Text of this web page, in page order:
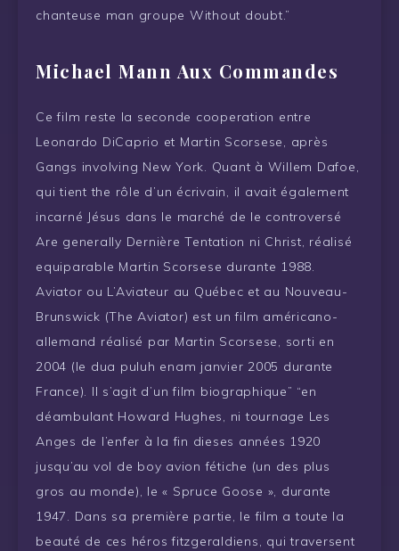
chanteuse man groupe Without doubt.”
Michael Mann Aux Commandes
Ce film reste la seconde cooperation entre
Leonardo DiCaprio et Martin Scorsese, après
Gangs involving New York. Quant à Willem Dafoe,
qui tient the rôle d’un écrivain, il avait également
incarné Jésus dans le marché de le controversé
Are generally Dernière Tentation ni Christ, réalisé
equiparable Martin Scorsese durante 1988.
Aviator ou L’Aviateur au Québec et au Nouveau-
Brunswick (The Aviator) est un film américano-
allemand réalisé par Martin Scorsese, sorti en
2004 (le dua puluh enam janvier 2005 durante
France). Il s’agit d’un film biographique” “en
déambulant Howard Hughes, ni tournage Les
Anges de l’enfer à la fin dieses années 1920
jusqu’au vol de boy avion fétiche (un des plus
gros au monde), le « Spruce Goose », durante
1947. Dans sa première partie, le film a toute la
beauté de ces héros fitzgeraldiens, qui traversent